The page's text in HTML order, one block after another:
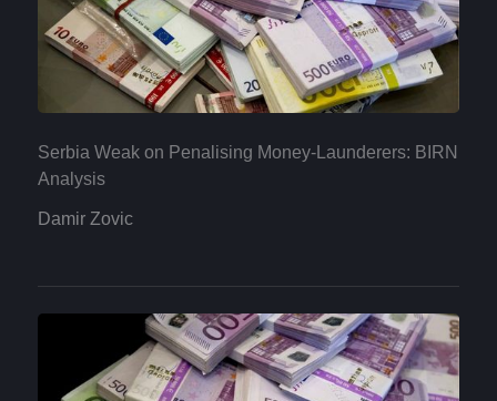
Serbia Weak on Penalising Money-Launderers: BIRN
Analysis
Damir Zovic